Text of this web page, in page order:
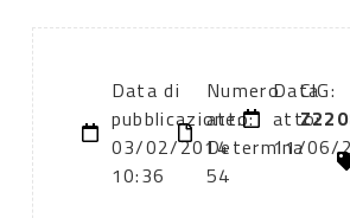
Data di
pubblicazione:
03/02/2014
10:36
Numero
atto:
Determina
54
Data
atto:
11/06/
CIG: